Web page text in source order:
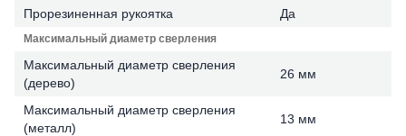
Прорезиненная рукоятка
Да
Максимальный диаметр сверления
Максимальный диаметр сверления
(дерево)
26 мм
Максимальный диаметр сверления
(металл)
13 мм